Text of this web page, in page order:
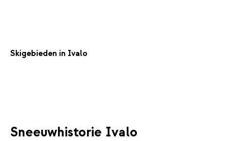
Skigebieden in Ivalo
Sneeuwhistorie Ivalo